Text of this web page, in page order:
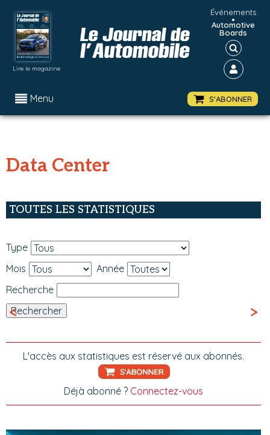
Lire le magazine
Événements
•
Automotive
Boards
Menu S'ABONNER
Data Center
TOUTES LES STATISTIQUES
Type
Mois
Année
Recherche
< >
L'accès aux statistiques est réservé aux abonnés.
Déjà abonné ? Connectez-vous